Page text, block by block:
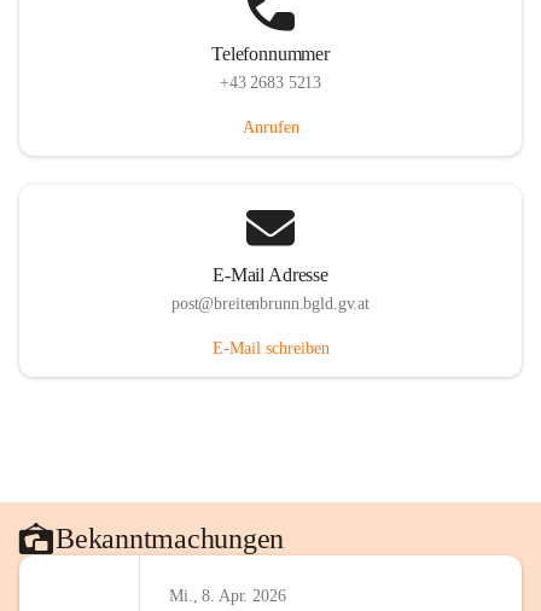
Telefonnummer
+43 2683 5213
Anrufen
E-Mail Adresse
post@breitenbrunn.bgld.gv.at
E-Mail schreiben
Bekanntmachungen
Mi., 8. Apr. 2026